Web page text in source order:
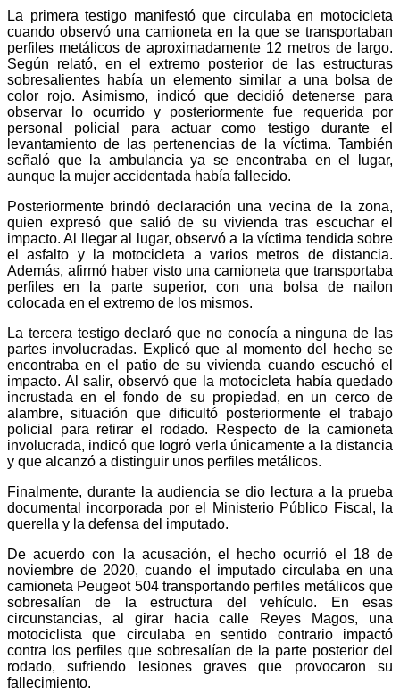
La primera testigo manifestó que circulaba en motocicleta
cuando observó una camioneta en la que se transportaban
perfiles metálicos de aproximadamente 12 metros de largo.
Según relató, en el extremo posterior de las estructuras
sobresalientes había un elemento similar a una bolsa de
color rojo. Asimismo, indicó que decidió detenerse para
observar lo ocurrido y posteriormente fue requerida por
personal policial para actuar como testigo durante el
levantamiento de las pertenencias de la víctima. También
señaló que la ambulancia ya se encontraba en el lugar,
aunque la mujer accidentada había fallecido.
Posteriormente brindó declaración una vecina de la zona,
quien expresó que salió de su vivienda tras escuchar el
impacto. Al llegar al lugar, observó a la víctima tendida sobre
el asfalto y la motocicleta a varios metros de distancia.
Además, afirmó haber visto una camioneta que transportaba
perfiles en la parte superior, con una bolsa de nailon
colocada en el extremo de los mismos.
La tercera testigo declaró que no conocía a ninguna de las
partes involucradas. Explicó que al momento del hecho se
encontraba en el patio de su vivienda cuando escuchó el
impacto. Al salir, observó que la motocicleta había quedado
incrustada en el fondo de su propiedad, en un cerco de
alambre, situación que dificultó posteriormente el trabajo
policial para retirar el rodado. Respecto de la camioneta
involucrada, indicó que logró verla únicamente a la distancia
y que alcanzó a distinguir unos perfiles metálicos.
Finalmente, durante la audiencia se dio lectura a la prueba
documental incorporada por el Ministerio Público Fiscal, la
querella y la defensa del imputado.
De acuerdo con la acusación, el hecho ocurrió el 18 de
noviembre de 2020, cuando el imputado circulaba en una
camioneta Peugeot 504 transportando perfiles metálicos que
sobresalían de la estructura del vehículo. En esas
circunstancias, al girar hacia calle Reyes Magos, una
motociclista que circulaba en sentido contrario impactó
contra los perfiles que sobresalían de la parte posterior del
rodado, sufriendo lesiones graves que provocaron su
fallecimiento.